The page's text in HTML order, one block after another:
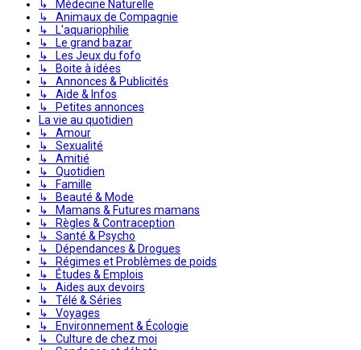
↳ Médecine Naturelle
↳ Animaux de Compagnie
↳ L'aquariophilie
↳ Le grand bazar
↳ Les Jeux du fofo
↳ Boite à idées
↳ Annonces & Publicités
↳ Aide & Infos
↳ Petites annonces
La vie au quotidien
↳ Amour
↳ Sexualité
↳ Amitié
↳ Quotidien
↳ Famille
↳ Beauté & Mode
↳ Mamans & Futures mamans
↳ Règles & Contraception
↳ Santé & Psycho
↳ Dépendances & Drogues
↳ Régimes et Problèmes de poids
↳ Études & Emplois
↳ Aides aux devoirs
↳ Télé & Séries
↳ Voyages
↳ Environnement & Écologie
↳ Culture de chez moi